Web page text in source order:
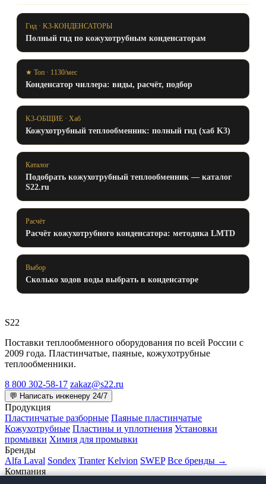
Гид · K3-КОНДЕНСАТОРЫ
Полный гид по кожухотрубным конденсаторам
★ Топ · 1130/мес
Конденсатор чиллера: виды, расчёт, подбор
K3-ОБЩИЕ · Хаб
Кожухотрубный теплообменник: полный гид (хаб K3)
Каталог
Подобрать кожухотрубный теплообменник — каталог
S22.ru
Расчёт
Расчёт кожухотрубного конденсатора: методика LMTD
Выбор
Сколько ходов воды выбрать в конденсаторе
S22
Поставки теплообменного оборудования по всей России с
2009 года. Пластинчатые, паяные, кожухотрубные
теплообменники.
8 800 302-58-17 zakaz@s22.ru
💬 Написать инженеру 24/7
Продукция
Пластинчатые разборные Паяные пластинчатые
Кожухотрубные Пластины и уплотнения Установки
промывки Химия для промывки
Бренды
Alfa Laval Sondex Tranter Kelvion SWEP Все бренды →
Компания